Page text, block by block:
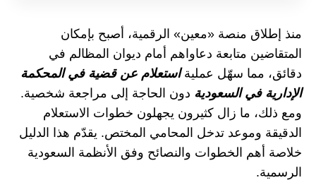
منذ إطلاق منصة «معين» الرقمية، أصبح بإمكان
المتقاضين متابعة دعاواهم أمام ديوان المظالم في
دقائق، مما سهّل عمليةاستعلام عن قضية في المحكمة
الإدارية في السعودية دون الحاجة إلى مراجعة شخصية.
ومع ذلك، ما زال كثيرون يجهلون خطوات الاستعلام
الدقيقة وموعد تدخل المحامي المختص. يقدّم هذا الدليل
خلاصة أهم الخطوات والنصائح وفق الأنظمة السعودية
الرسمية.